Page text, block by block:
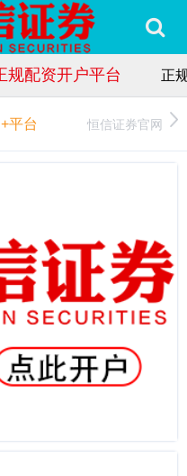
规配资开户平台 正
+平台 恒信证券官网